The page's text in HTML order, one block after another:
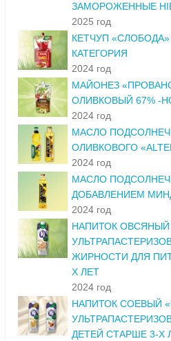
ЗАМОРОЖЕННЫЕ
2025 год
КЕТЧУП
КАТЕГОРИЯ
2024 год
МАЙОНЕЗ
ОЛИВКОВЫЙ 67% -
2024 год
МАСЛО
ОЛИВКОВОГО
2024 год
МАСЛО
ДОБАВЛЕНИЕМ
2024 год
НАПИТОК ОВСЯНЫЙ
ЖИРНОСТИ ДЛЯ
Х ЛЕТ
2024 год
НАПИТОК СОЕВЫЙ
ДЕТЕЙ СТАРШЕ 3-Х